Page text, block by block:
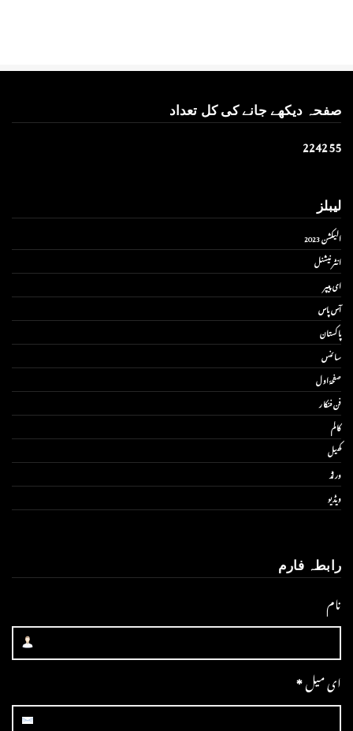
صفحہ دیکھے جانے کی کل تعداد
224255
لیبلز
الیکشن 2023
انٹر نیشنل
ای پیپر
آس پاس
پاکستان
سائنس
صفحۂ اول
فن فنکار
کالم
کھیل
ورلڈ
ویڈیو
رابطہ فارم
نام
ای میل*